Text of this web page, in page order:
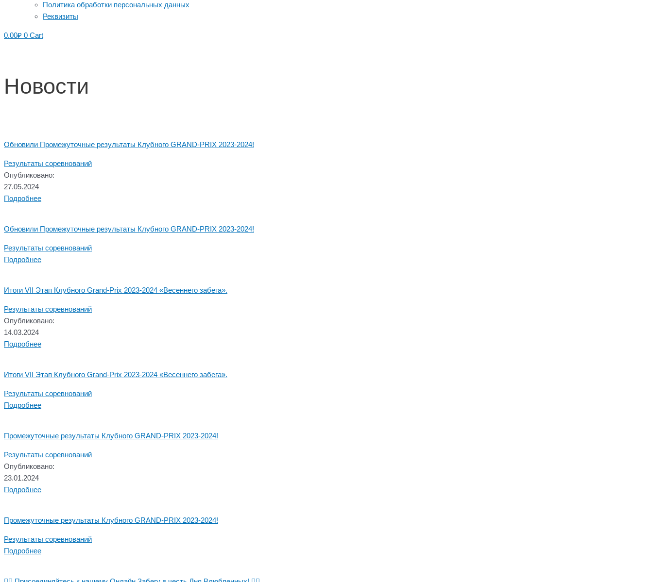
Политика обработки персональных данных
Реквизиты
0.00₽ 0 Cart
Новости
Обновили Промежуточные результаты Клубного GRAND-PRIX 2023-2024!
Результаты соревнований
Опубликовано:
27.05.2024
Подробнее
Обновили Промежуточные результаты Клубного GRAND-PRIX 2023-2024!
Результаты соревнований
Подробнее
Итоги VII Этап Клубного Grand-Prix 2023-2024 «Весеннего забега».
Результаты соревнований
Опубликовано:
14.03.2024
Подробнее
Итоги VII Этап Клубного Grand-Prix 2023-2024 «Весеннего забега».
Результаты соревнований
Подробнее
Промежуточные результаты Клубного GRAND-PRIX 2023-2024!
Результаты соревнований
Опубликовано:
23.01.2024
Подробнее
Промежуточные результаты Клубного GRAND-PRIX 2023-2024!
Результаты соревнований
Подробнее